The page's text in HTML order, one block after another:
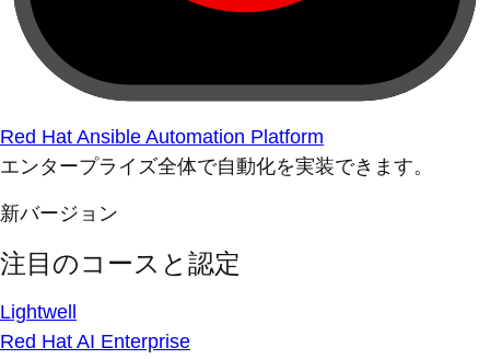
Red Hat Ansible Automation Platform
エンタープライズ全体で自動化を実装できます。
新バージョン
注目のコースと認定
Lightwell
Red Hat AI Enterprise